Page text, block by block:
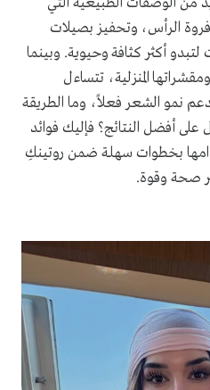
الرأس، وتحفيز بصيلات
أكثر كثافة وحيوية. وبينما
المنزلية، تتساءل
نمو الشعر فعلاً، وما الطريقة
أفضل النتائج؟ فإليك فوائد
بخطوات سهلة ضمن روتينكِ
صحة وقوة.